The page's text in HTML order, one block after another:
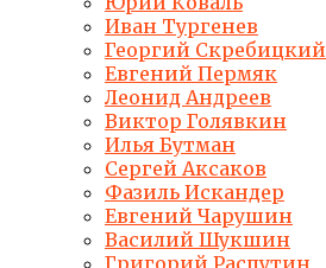
Иван Тургенев
Георгий Скребицкий
Евгений Пермяк
Леонид Андреев
Виктор Голявкин
Илья Бутман
Сергей Аксаков
Фазиль Искандер
Евгений Чарушин
Василий Шукшин
Григорий Распутин